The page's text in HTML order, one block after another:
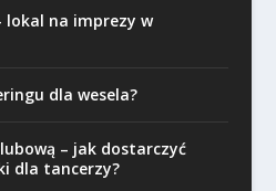
lokal na imprezy w
dla wesela?
– jak dostarczyć
dla tancerzy?